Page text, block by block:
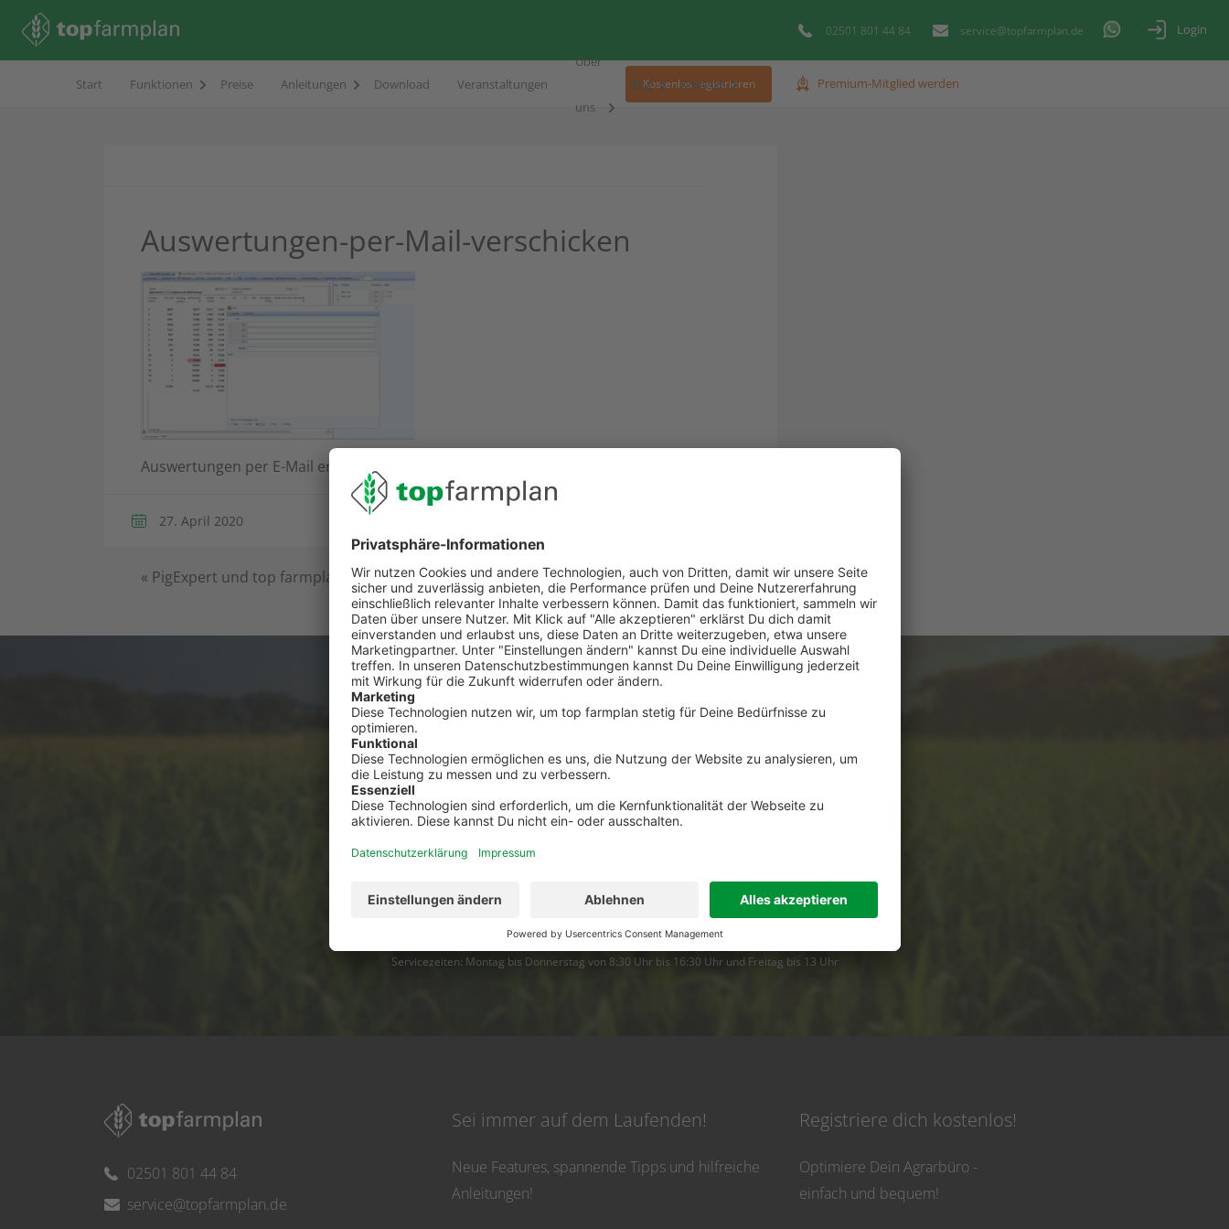
02501 801 44 84 service@topfarmplan.de Login
Start Funktionen Preise Anleitungen Download Veranstaltungen
Über
uns
Blog Kontakt
Kostenlos registrieren Premium-Mitglied werden
Auswertungen-per-Mail-verschicken
Auswertungen per E-Mail erhalten und verschicken
27. April 2020
« PigExpert und top farmplan
Kontakt zum Kundenservice
Du hast Fragen zu top farmplan oder benötigst Unterstützung?
Dann ruf uns an. Wir helfen Dir gerne weiter!
service@topfarmplan.de
Servicezeiten: Montag bis Donnerstag von 8:30 Uhr bis 16:30 Uhr und Freitag bis 13 Uhr
02501 801 44 84
service@topfarmplan.de
Sei immer auf dem Laufenden!
Neue Features, spannende Tipps und hilfreiche
Anleitungen!
Registriere dich kostenlos!
Optimiere Dein Agrarbüro -
einfach und bequem!